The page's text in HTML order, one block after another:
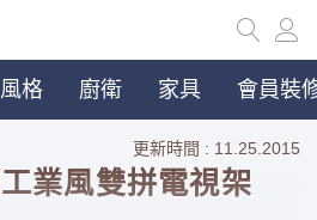
風格 廚衛 家具 會員裝
更新時間 : 11.25.2015
業風雙拼電視架